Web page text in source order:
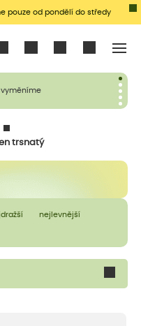
pouze od pondělí do středy
trsnatý
nejlevnější